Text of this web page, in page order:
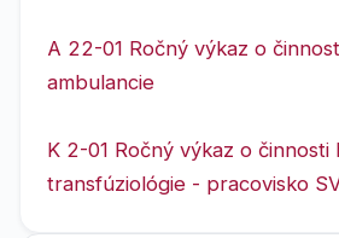
A 22-01 Ročný výkaz o
ambulancie
K 2-01 Ročný výkaz o činnosti
transfúziológie - pracovisko